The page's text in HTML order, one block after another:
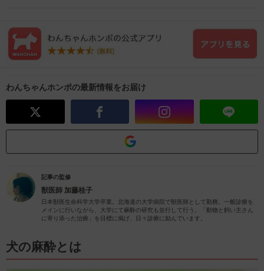
わんちゃんホンポの最新情報をお届け
記事の監修
獣医師 加藤桂子
日本獣医生命科学大学卒業。北海道の大学病院で獣医師として勤務。一般診療を
メインに行いながら、大学にて麻酔の研究も並行して行う。「動物と飼い主さん
に寄り添った治療」を目標に掲げ、日々診療に励んでいます。
犬の麻酔とは